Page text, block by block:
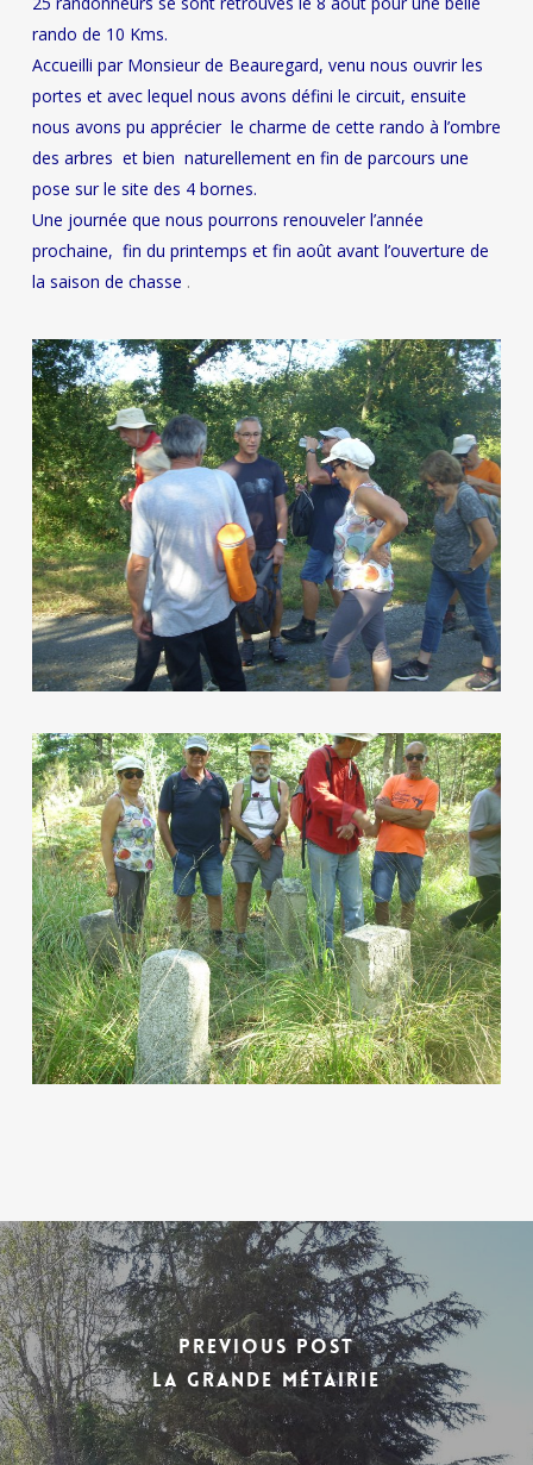
rando de 10 Kms.
Accueilli par Monsieur de Beauregard, venu nous ouvrir les
portes et avec lequel nous avons défini le circuit, ensuite
nous avons pu apprécier le charme de cette rando à l’ombre
des arbres et bien naturellement en fin de parcours une
pose sur le site des 4 bornes.
Une journée que nous pourrons renouveler l’année
prochaine, fin du printemps et fin août avant l’ouverture de
la saison de chasse .
Previous Post
La grande métairie